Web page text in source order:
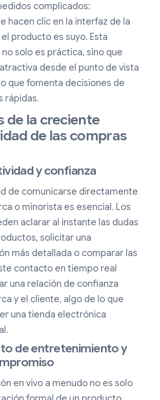
complicados:
hacen clic en la interfaz de la
producto es suyo. Esta
solo es práctica, sino que
desde el punto de vista
que fomenta decisiones de
rápidas.
de la creciente
de las compras
y confianza
de comunicarse directamente
o minorista es esencial. Los
aclarar al instante las dudas
solicitar una
más detallada o comparar las
contacto en tiempo real
una relación de confianza
y el cliente, algo de lo que
una tienda electrónica
de entretenimiento y
en vivo a menudo no es solo